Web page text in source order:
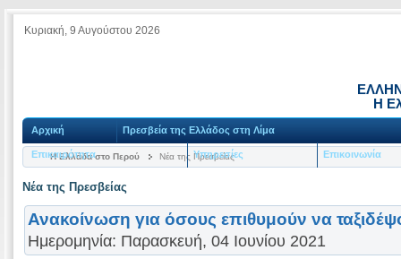
Κυριακή, 9 Αυγούστου 2026
Η
Αρχική Πρεσβεία της Ελλάδος στη Λίμα
Επικαιρότητα Υπηρεσίες Επικοινωνία
Η Ελλάδα στο Περού Νέα της Πρεσβείας
Νέα της Πρεσβείας
Ανακοίνωση για όσους επιθυμούν να
Ημερομηνία: Παρασκευή, 04 Ιουνίου 2021